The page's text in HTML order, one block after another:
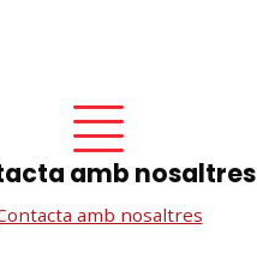
amb nosaltres
amb nosaltres